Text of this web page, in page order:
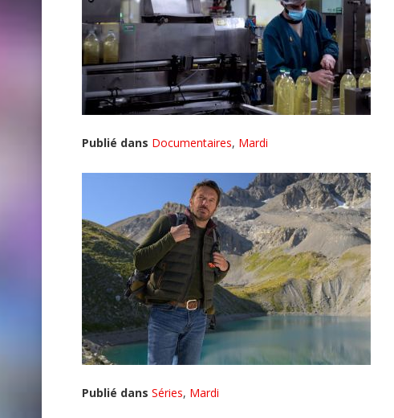
Publié dans Documentaires, Mardi
Publié dans Séries, Mardi